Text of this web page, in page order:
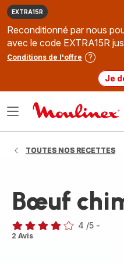
EXTRA15R
Reconditionné par nous
avec le code EXTRA15R
Conditions de l'offre
Je
Ouvrir
TOUTES NOS RECETTES
Bœuf
Avis
4 /5 -
2 Avis